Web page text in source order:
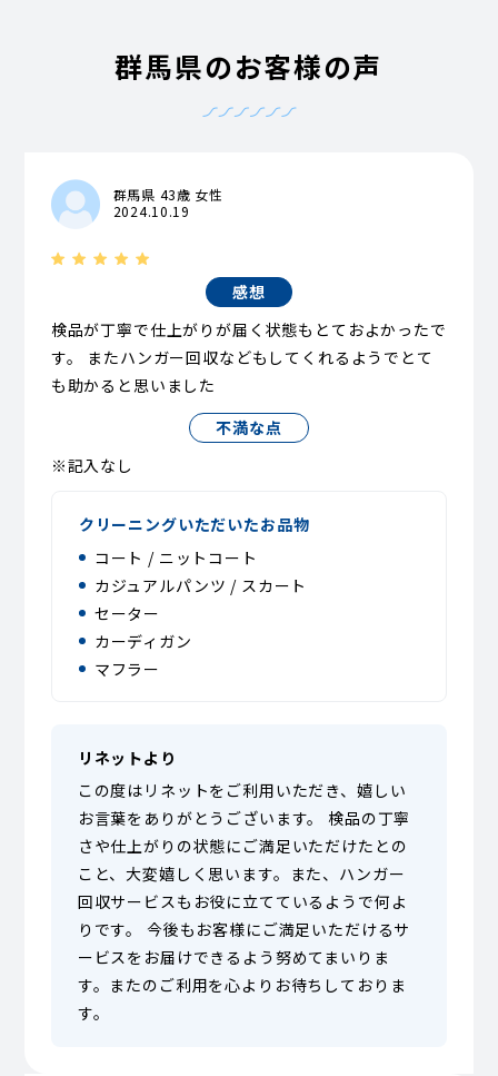
群馬県のお客様の声
群馬県 43歳 女性
2024.10.19
感想
検品が丁寧で仕上がりが届く状態もとておよかったで
す。 またハンガー回収などもしてくれるようでとて
も助かると思いました
不満な点
※記入なし
クリーニングいただいたお品物
コート / ニットコート
カジュアルパンツ / スカート
セーター
カーディガン
マフラー
リネットより
この度はリネットをご利用いただき、嬉しい
お言葉をありがとうございます。 検品の丁寧
さや仕上がりの状態にご満足いただけたとの
こと、大変嬉しく思います。また、ハンガー
回収サービスもお役に立てているようで何よ
りです。 今後もお客様にご満足いただけるサ
ービスをお届けできるよう努めてまいりま
す。またのご利用を心よりお待ちしておりま
す。